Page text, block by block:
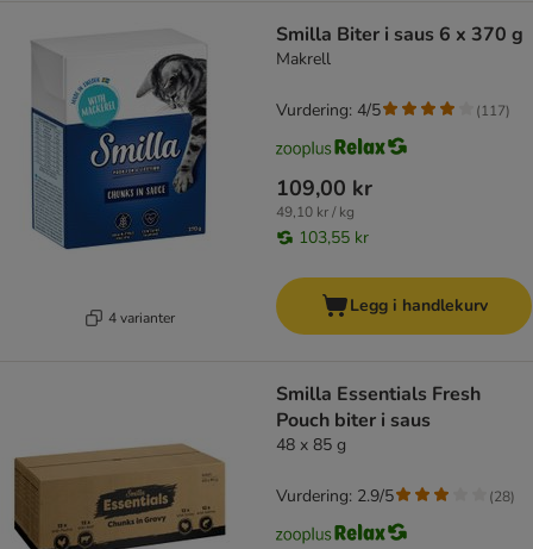
4 varianter
Smilla Biter i saus 6 x 370 g
Makrell
109,00 kr
49,10 kr / kg
103,55 kr
Vurdering: 4/5 (117)
Legg i handlekurv
Smilla Essentials Fresh
Pouch biter i saus
48 x 85 g
Vurdering: 2.9/5 (28)